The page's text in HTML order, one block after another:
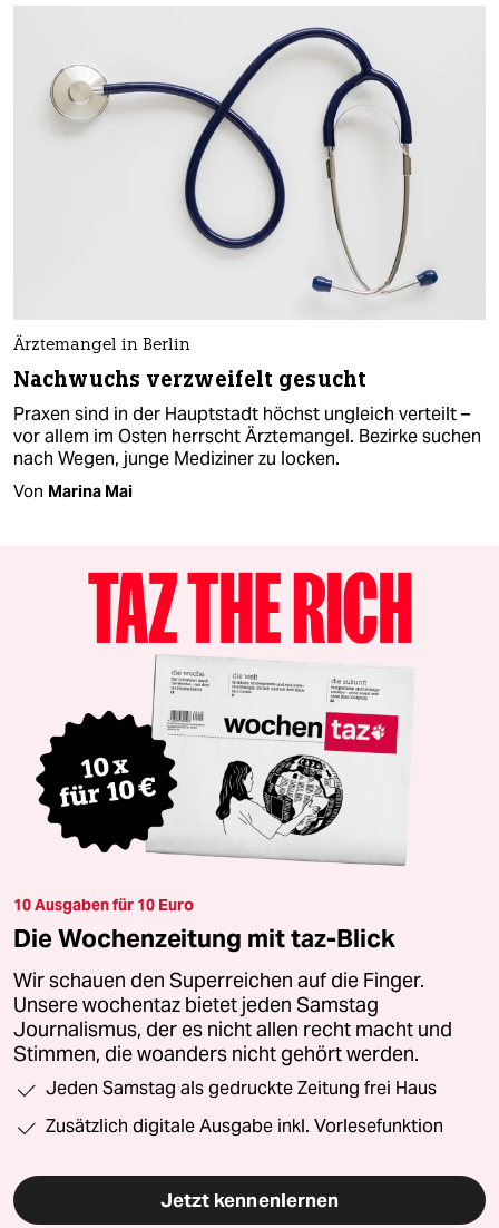
Ärztemangel in Berlin
Nachwuchs verzweifelt gesucht
Praxen sind in der Hauptstadt höchst ungleich verteilt –
vor allem im Osten herrscht Ärztemangel. Bezirke suchen
nach Wegen, junge Mediziner zu locken.
Von Marina Mai
10 Ausgaben für 10 Euro
Die Wochenzeitung mit taz-Blick
Wir schauen den Superreichen auf die Finger.
Unsere wochentaz bietet jeden Samstag
Journalismus, der es nicht allen recht macht und
Stimmen, die woanders nicht gehört werden.
Jeden Samstag als gedruckte Zeitung frei Haus
Zusätzlich digitale Ausgabe inkl. Vorlesefunktion
Jetzt kennenlernen